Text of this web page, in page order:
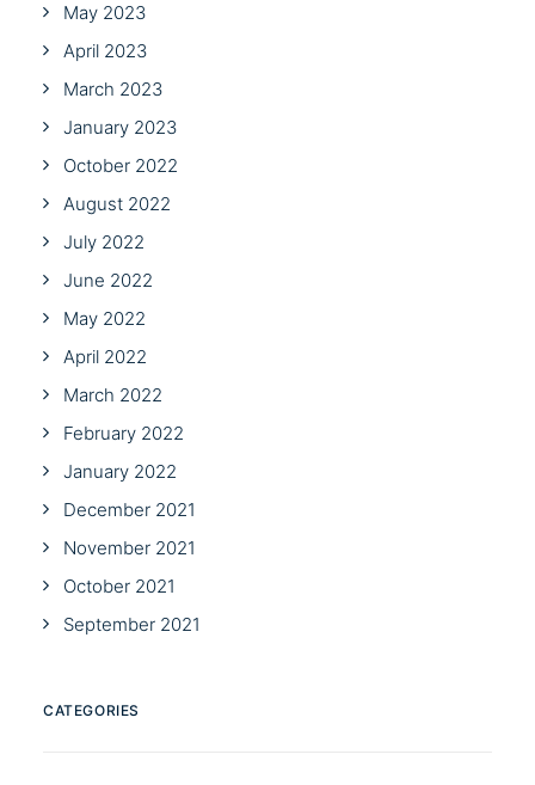
May 2023
April 2023
March 2023
January 2023
October 2022
August 2022
July 2022
June 2022
May 2022
April 2022
March 2022
February 2022
January 2022
December 2021
November 2021
October 2021
September 2021
CATEGORIES